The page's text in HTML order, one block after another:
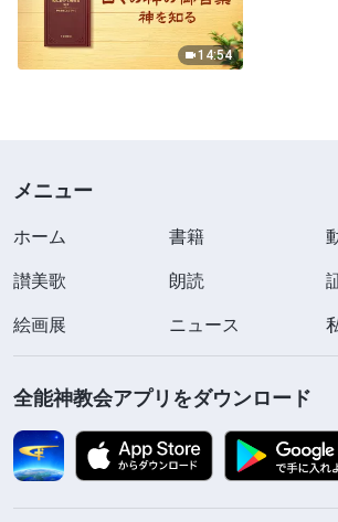
14:54
メニュー
ホーム 書籍
讃美歌
朗読
絵画展
ニュース
全能神教会アプリをダウンロード